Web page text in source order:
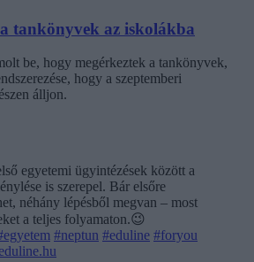
tankönyvek az iskolákba
be, hogy megérkeztek a tankönyvek,
hogy a szeptemberi
álljon.
egyetemi ügyintézések között a
is szerepel. Bár elsőre
néhány lépésből megvan – most
a teljes folyamaton.😉
#neptun #eduline #foryou